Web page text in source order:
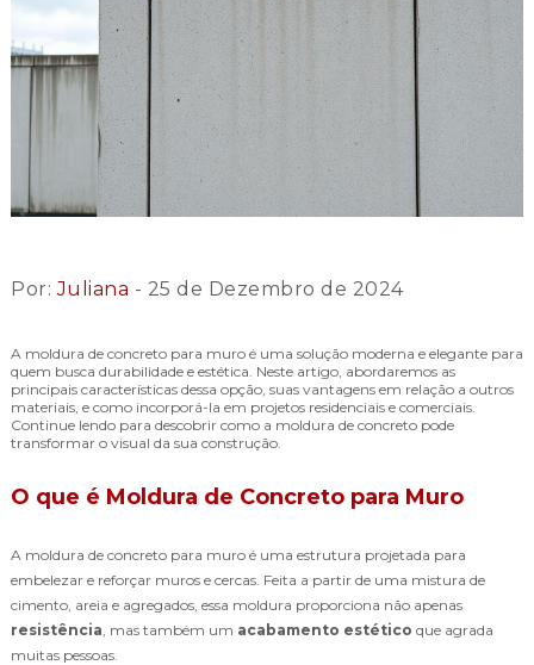
Por:Juliana - 25 de Dezembro de 2024
A moldura de concreto para muro é uma solução moderna e elegante para
quem busca durabilidade e estética. Neste artigo, abordaremos as
principais características dessa opção, suas vantagens em relação a outros
materiais, e como incorporá-la em projetos residenciais e comerciais.
Continue lendo para descobrir como a moldura de concreto pode
transformar o visual da sua construção.
O que é Moldura de Concreto para Muro
A moldura de concreto para muro é uma estrutura projetada para
embelezar e reforçar muros e cercas. Feita a partir de uma mistura de
cimento, areia e agregados, essa moldura proporciona não apenas
resistência , mas também um acabamento estético que agrada
muitas pessoas.